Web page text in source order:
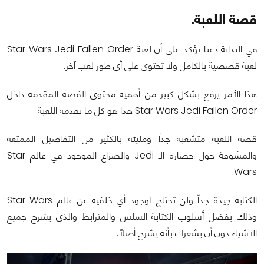
قصة اللعبة.
في البداية دعنا نؤكد على أن لعبة Star Wars Jedi Fallen Order
لعبة قصصية بالكامل ولا تحتوي على أي طور لعب آخر.
هذا الأمر يرفع بشكل كبير من أهمية محتوى القصة المقدمة داخل
Star Wars Jedi Fallen Order هذا هو كل ما تقدمه اللعبة.
قصة اللعبة متشعبة جداً ومليئة بالكثير من التفاصيل الممتعة
والمشوقة حول حضارة الـ Jedi والصراع الموجود في عالم Star
Wars.
الكتابة جيدة جداً ولن تحتاج لوجود أي خلفية عن عالم Star Wars
وذلك بفضل أسلوب الكتابة السلس والمترابط والذي يشرح جميع
الاشياء دون أن يشعرك بأنه يشرح أصلاً.